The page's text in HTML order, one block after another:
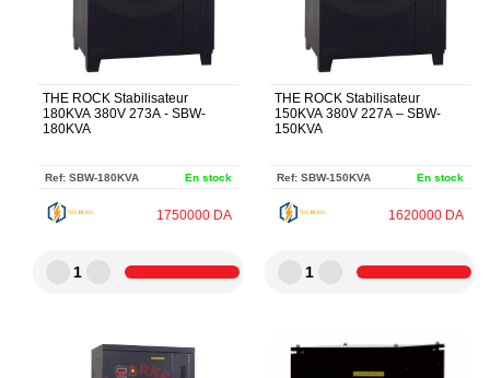
THE ROCK Stabilisateur
180KVA 380V 273A - SBW-
180KVA
Ref: SBW-180KVA En stock
1750000 DA
1
THE ROCK Stabilisateur
150KVA 380V 227A – SBW-
150KVA
Ref: SBW-150KVA En stock
1620000 DA
1